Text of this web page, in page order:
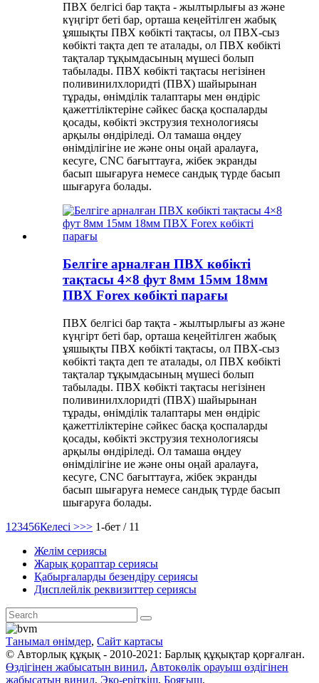
ПВХ белгісі бар тақта - жылтырлығы аз және
күңгірт беті бар, орташа кеңейтілген жабық
ұяшықты ПВХ көбікті тақтасы, ол ПВХ-сыз
көбікті тақта деп те аталады, ол ПВХ көбікті
тақталар тұқымдасының мүшесі болып
табылады. ПВХ көбікті тақтасы негізінен
поливинилхлоридті (ПВХ) шайырынан
тұрады, өнімділік талаптары мен өндіріс
қажеттіліктеріне сәйкес басқа қоспаларды
қосады, көбікті экструзия технологиясы
арқылы өндіріледі. Ол тамаша өңдеу
өнімділігіне ие және оны оңай аралауға,
кесуге, CNC бағыттауға, жібек экранды
басып шығаруға немесе сандық түрде басып
шығаруға болады.
Белгіге арналған ПВХ көбікті
тақтасы 4×8 фут 8мм 15мм 18мм
ПВХ Forex көбікті парағы
ПВХ белгісі бар тақта - жылтырлығы аз және
күңгірт беті бар, орташа кеңейтілген жабық
ұяшықты ПВХ көбікті тақтасы, ол ПВХ-сыз
көбікті тақта деп те аталады, ол ПВХ көбікті
тақталар тұқымдасының мүшесі болып
табылады. ПВХ көбікті тақтасы негізінен
поливинилхлоридті (ПВХ) шайырынан
тұрады, өнімділік талаптары мен өндіріс
қажеттіліктеріне сәйкес басқа қоспаларды
қосады, көбікті экструзия технологиясы
арқылы өндіріледі. Ол тамаша өңдеу
өнімділігіне ие және оны оңай аралауға,
кесуге, CNC бағыттауға, жібек экранды
басып шығаруға немесе сандық түрде басып
шығаруға болады.
1 23456Келесі >>> 1-бет / 11
Желім сериясы
Жарық қораптар сериясы
Қабырғаларды безендіру сериясы
Дисплейлік реквизиттер сериясы
Танымал өнімдер, Сайт картасы
© Авторлық құқық - 2010-2021: Барлық құқықтар қорғалған.
Өздігінен жабысатын винил, Автокөлік орауыш өздігінен
жабысатын винил, Эко-еріткіш, Бояғыш,